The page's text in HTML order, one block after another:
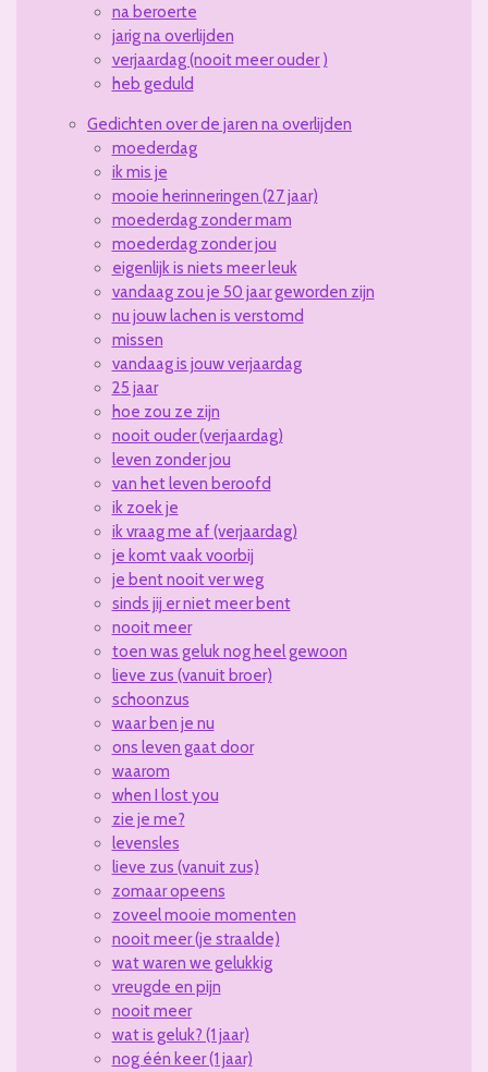
na beroerte
jarig na overlijden
verjaardag (nooit meer ouder )
heb geduld
Gedichten over de jaren na overlijden
moederdag
ik mis je
mooie herinneringen (27 jaar)
moederdag zonder mam
moederdag zonder jou
eigenlijk is niets meer leuk
vandaag zou je 50 jaar geworden zijn
nu jouw lachen is verstomd
missen
vandaag is jouw verjaardag
25 jaar
hoe zou ze zijn
nooit ouder (verjaardag)
leven zonder jou
van het leven beroofd
ik zoek je
ik vraag me af (verjaardag)
je komt vaak voorbij
je bent nooit ver weg
sinds jij er niet meer bent
nooit meer
toen was geluk nog heel gewoon
lieve zus (vanuit broer)
schoonzus
waar ben je nu
ons leven gaat door
waarom
when I lost you
zie je me?
levensles
lieve zus (vanuit zus)
zomaar opeens
zoveel mooie momenten
nooit meer (je straalde)
wat waren we gelukkig
vreugde en pijn
nooit meer
wat is geluk? (1 jaar)
nog één keer (1 jaar)